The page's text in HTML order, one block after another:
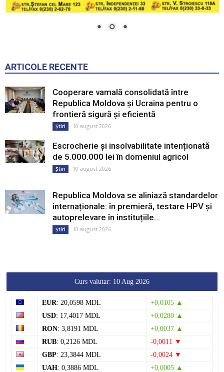
ARTICOLE RECENTE
Cooperare vamală consolidată între
Republica Moldova și Ucraina pentru o
frontieră sigură și eficientă
Știri 10 august 2026
Escrocherie și insolvabilitate intenționată
de 5.000.000 lei în domeniul agricol
Știri 10 august 2026
Republica Moldova se aliniază standardelor
internaționale: în premieră, testare HPV și
autoprelevare în instituțiile...
Știri 10 august 2026
Curs valutar: 10 Aug 2026
EUR: 20,0598 MDL
+0,0105 ▲
USD: 17,4017 MDL
+0,0280 ▲
RON: 3,8191 MDL
+0,0037 ▲
RUB: 0,2126 MDL
-0,0011 ▼
GBP: 23,3844 MDL
-0,0024 ▼
UAH: 0,3886 MDL +0,0005 ▲